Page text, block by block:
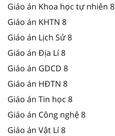
Giáo án Khoa học tự nhiên 8
Giáo án KHTN 8
Giáo án Lịch Sử 8
Giáo án Địa Lí 8
Giáo án GDCD 8
Giáo án HĐTN 8
Giáo án Tin học 8
Giáo án Công nghệ 8
Giáo án Vật Lí 8